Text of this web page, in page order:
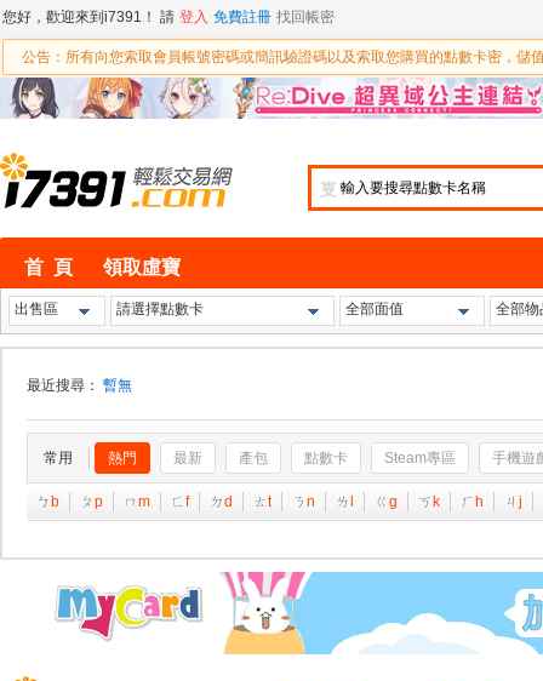
您好，歡迎來到i7391！ 請 登入 免費註冊 找回帳密
公告：所有向您索取會員帳號密碼或簡訊驗證碼以及索取您購買的點數卡密，儲
㕝
首 頁 領取虛寶
出售區 請選擇點數卡 全部面值 全部物
最近搜尋： 暫無
常用 熱門 最新 產包 點數卡 Steam專區 手機遊
ㄅ b ㄆ p ㄇ m ㄈf ㄉd ㄊt ㄋ n ㄌ ㄍ g ㄎ k ㄏ h ㄐ j